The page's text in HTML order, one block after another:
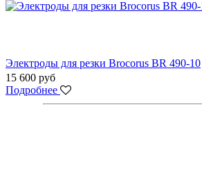
Электроды для резки Brocorus BR 490-10
15 600 руб
Подробнее